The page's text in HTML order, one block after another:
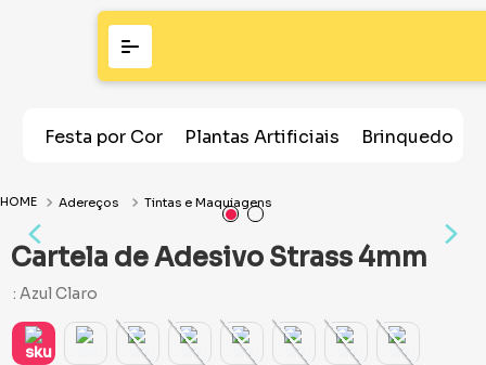
Festa por Cor Plantas Artificiais Brinquedos
Adereços Tintas e Maquiagens
Cartela de Adesivo Strass 4mm
: Azul Claro